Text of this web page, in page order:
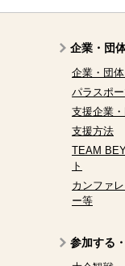
企業・団
企業・団
パラスポ
支援企業
支援方法
TEAM
ト
カンファ
ー等
参加する